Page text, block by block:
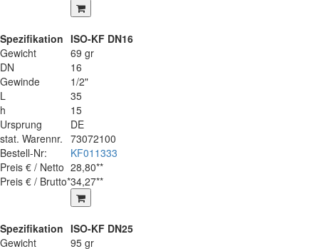
Spezifikation ISO-KF DN16
Gewicht
69 gr
DN
16
Gewinde
1/2"
L
35
h
15
Ursprung
DE
stat. Warennr. 73072100
Bestell-Nr:
KF011333
Preis € / Netto 28,80**
Preis € / Brutto*34,27**
Spezifikation ISO-KF DN25
Gewicht
95 gr